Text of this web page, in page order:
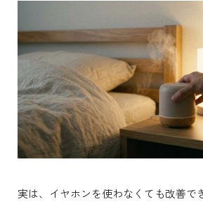
実は、イヤホンを使わなくても改善で